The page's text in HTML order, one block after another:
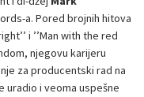
a. Pored brojnih hitova
i ’’Man with the red
njegovu karijeru
za producentski rad na
uradio i veoma uspešne